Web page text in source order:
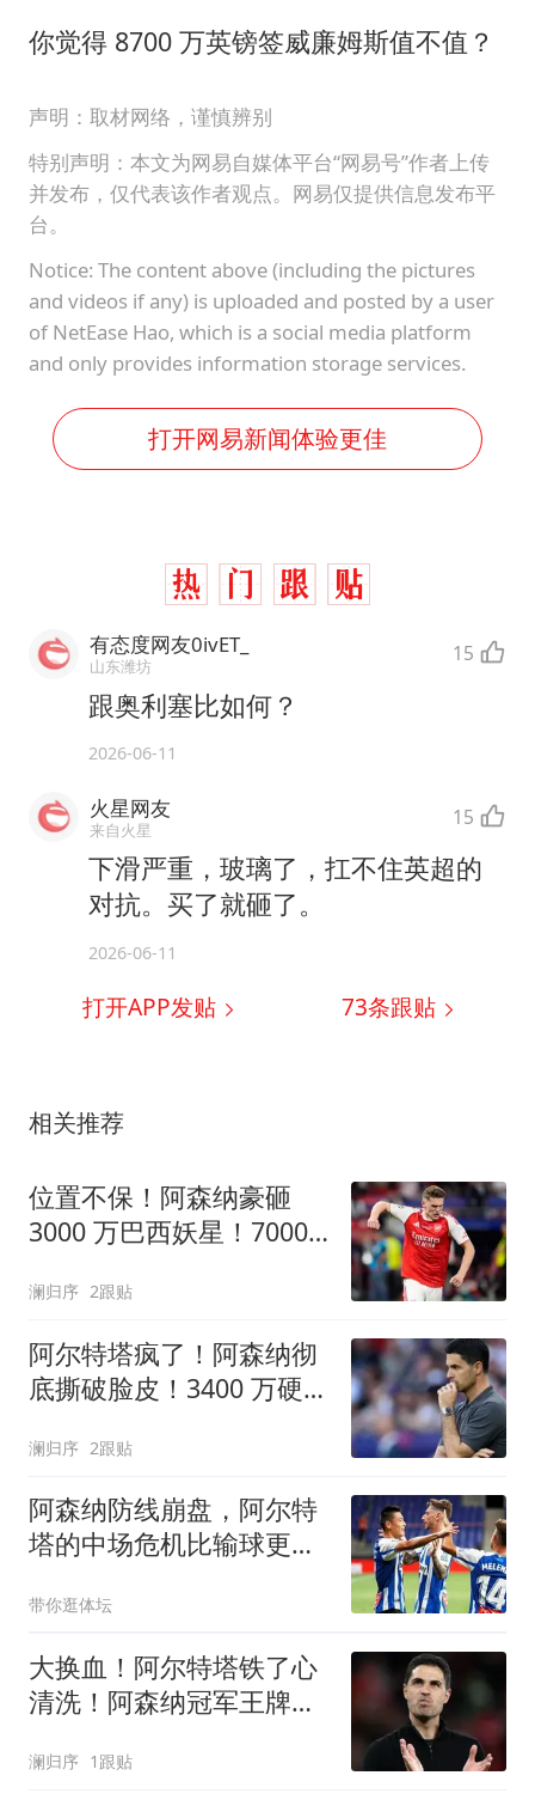
你觉得 8700 万英镑签威廉姆斯值不值？
声明：取材网络，谨慎辨别
特别声明：本文为网易自媒体平台“网易号”作者上传
并发布，仅代表该作者观点。网易仅提供信息发布平
台。
Notice: The content above (including the pictures
and videos if any) is uploaded and posted by a user
of NetEase Hao, which is a social media platform
and only provides information storage services.
打开网易新闻体验更佳
有态度网友0ivET_
山东潍坊 15
跟奥利塞比如何？
2026-06-11
火星网友
来自火星 15
下滑严重，玻璃了，扛不住英超的
对抗。买了就砸了。
2026-06-11
打开APP发贴 73条跟贴
相关推荐
位置不保！阿森纳豪砸
3000 万巴西妖星！7000
澜归序 2跟贴
阿尔特塔疯了！阿森纳彻
底撕破脸皮！3400 万硬抢
澜归序 2跟贴
阿森纳防线崩盘，阿尔特
塔的中场危机比输球更可
带你逛体坛
大换血！阿尔特塔铁了心
清洗！阿森纳冠军王牌
澜归序 1跟贴